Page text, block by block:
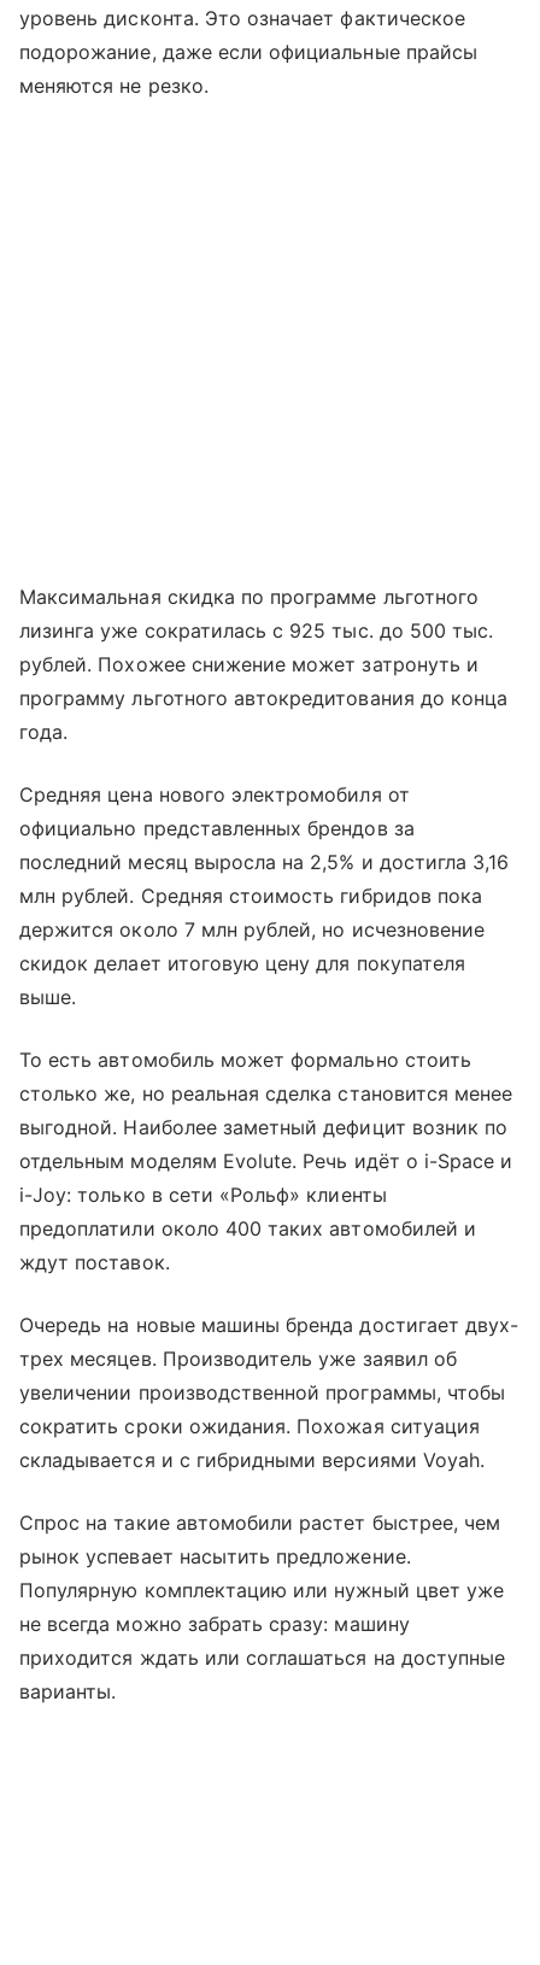
уровень дисконта. Это означает фактическое
подорожание, даже если официальные прайсы
меняются не резко.
Максимальная скидка по программе льготного
лизинга уже сократилась с 925 тыс. до 500 тыс.
рублей. Похожее снижение может затронуть и
программу льготного автокредитования до конца
года.
Средняя цена нового электромобиля от
официально представленных брендов за
последний месяц выросла на 2,5% и достигла 3,16
млн рублей. Средняя стоимость гибридов пока
держится около 7 млн рублей, но исчезновение
скидок делает итоговую цену для покупателя
выше.
То есть автомобиль может формально стоить
столько же, но реальная сделка становится менее
выгодной. Наиболее заметный дефицит возник по
отдельным моделям Evolute. Речь идёт о i-Space и
i-Joy: только в сети «Рольф» клиенты
предоплатили около 400 таких автомобилей и
ждут поставок.
Очередь на новые машины бренда достигает двух-
трех месяцев. Производитель уже заявил об
увеличении производственной программы, чтобы
сократить сроки ожидания. Похожая ситуация
складывается и с гибридными версиями Voyah.
Спрос на такие автомобили растет быстрее, чем
рынок успевает насытить предложение.
Популярную комплектацию или нужный цвет уже
не всегда можно забрать сразу: машину
приходится ждать или соглашаться на доступные
варианты.